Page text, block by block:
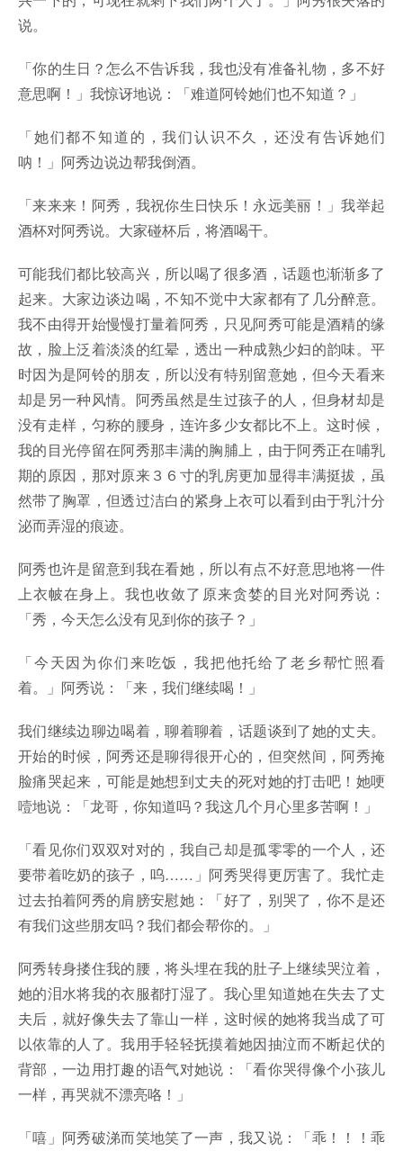
说。
「你的生日？怎么不告诉我，我也没有准备礼物，多不好
意思啊！」我惊讶地说：「难道阿铃她们也不知道？」
「她们都不知道的，我们认识不久，还没有告诉她们
呐！」阿秀边说边帮我倒酒。
「来来来！阿秀，我祝你生日快乐！永远美丽！」我举起
酒杯对阿秀说。大家碰杯后，将酒喝干。
可能我们都比较高兴，所以喝了很多酒，话题也渐渐多了
起来。大家边谈边喝，不知不觉中大家都有了几分醉意。
我不由得开始慢慢打量着阿秀，只见阿秀可能是酒精的缘
故，脸上泛着淡淡的红晕，透出一种成熟少妇的韵味。平
时因为是阿铃的朋友，所以没有特别留意她，但今天看来
却是另一种风情。阿秀虽然是生过孩子的人，但身材却是
没有走样，匀称的腰身，连许多少女都比不上。这时候，
我的目光停留在阿秀那丰满的胸脯上，由于阿秀正在哺乳
期的原因，那对原来３６寸的乳房更加显得丰满挺拔，虽
然带了胸罩，但透过洁白的紧身上衣可以看到由于乳汁分
泌而弄湿的痕迹。
阿秀也许是留意到我在看她，所以有点不好意思地将一件
上衣帔在身上。我也收敛了原来贪婪的目光对阿秀说：
「秀，今天怎么没有见到你的孩子？」
「今天因为你们来吃饭，我把他托给了老乡帮忙照看
着。」阿秀说：「来，我们继续喝！」
我们继续边聊边喝着，聊着聊着，话题谈到了她的丈夫。
开始的时候，阿秀还是聊得很开心的，但突然间，阿秀掩
脸痛哭起来，可能是她想到丈夫的死对她的打击吧！她哽
噎地说：「龙哥，你知道吗？我这几个月心里多苦啊！」
「看见你们双双对对的，我自己却是孤零零的一个人，还
要带着吃奶的孩子，呜……」阿秀哭得更厉害了。我忙走
过去拍着阿秀的肩膀安慰她：「好了，别哭了，你不是还
有我们这些朋友吗？我们都会帮你的。」
阿秀转身搂住我的腰，将头埋在我的肚子上继续哭泣着，
她的泪水将我的衣服都打湿了。我心里知道她在失去了丈
夫后，就好像失去了靠山一样，这时候的她将我当成了可
以依靠的人了。我用手轻轻抚摸着她因抽泣而不断起伏的
背部，一边用打趣的语气对她说：「看你哭得像个小孩儿
一样，再哭就不漂亮咯！」
「嘻」阿秀破涕而笑地笑了一声，我又说：「乖！！！乖